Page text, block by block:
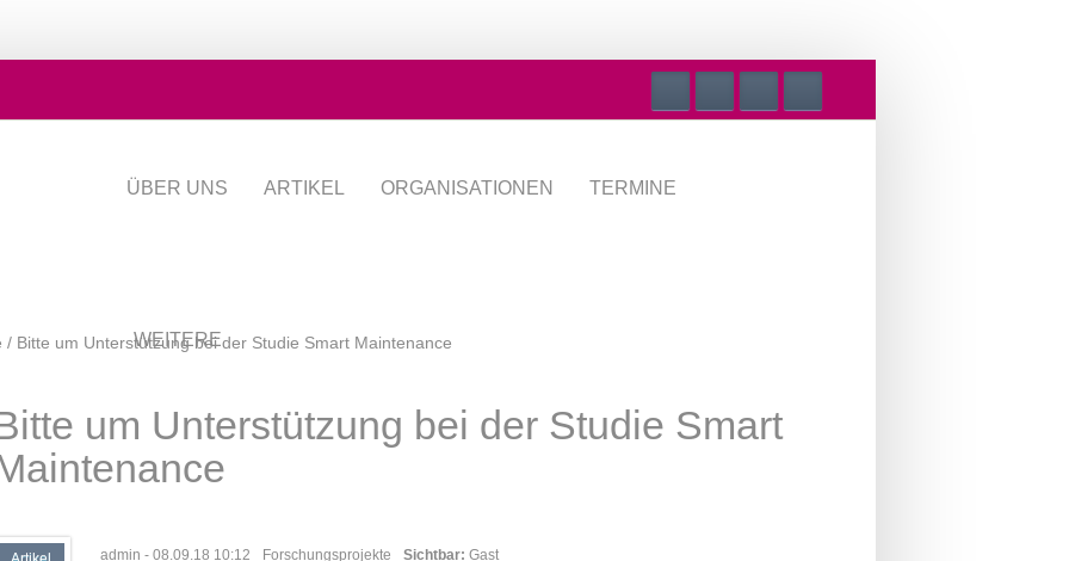
ÜBER UNS ARTIKEL ORGANISATIONEN TERMINE
WEITERE
/ Bitte um Unterstützung bei der Studie Smart Maintenance
um Unterstützung bei der Studie Smart
admin - 08.09.18 10:12 Forschungsprojekte Sichtbar: Gast